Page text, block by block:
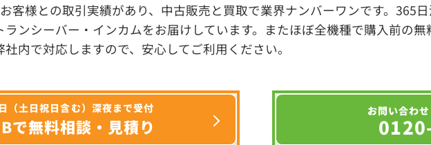
客様との取引実績があり、中古販売と買取で業界ナンバーワンです。365
ランシーバー・インカムをお届けしています。またほぼ全機種で購入前の無
社内で対応しますので、安心してご利用ください。
（土日祝日含む）深夜まで受付
で無料相談・見積り
お問い合わ